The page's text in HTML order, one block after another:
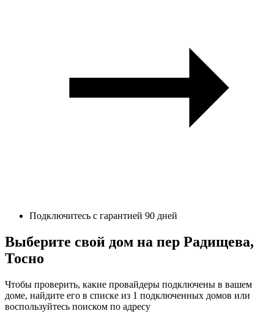
Подключитесь с гарантией 90 дней
Выберите свой дом на пер Радищева,
Тосно
Чтобы проверить, какие провайдеры подключены в вашем
доме, найдите его в списке из 1 подключенных домов или
воспользуйтесь поиском по адресу